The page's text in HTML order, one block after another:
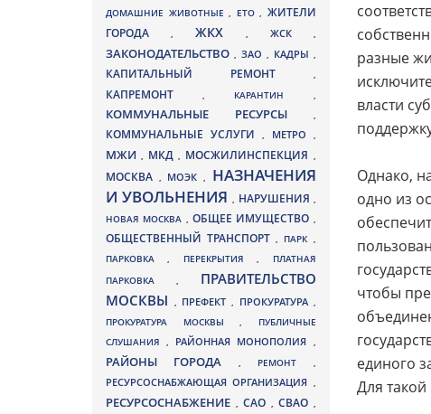
разные
власти
Однако,
одно из
чтобы
единого
Для
ДОМАШНИЕ ЖИВОТНЫЕ , ЕТО , ЖИТЕЛИ
ГОРОДА
, ЖКХ , ЖСК ,
ЗАКОНОДАТЕЛЬСТВО , ЗАО , КАДРЫ ,
КАПИТАЛЬНЫЙ РЕМОНТ ,
КАПРЕМОНТ , КАРАНТИН ,
КОММУНАЛЬНЫЕ РЕСУРСЫ ,
КОММУНАЛЬНЫЕ УСЛУГИ , МЕТРО ,
МЖИ, МКД , МОСЖИЛИНСПЕКЦИЯ ,
МОСКВА , МОЭК ,
НАЗНАЧЕНИЯ
И УВОЛЬНЕНИЯ , НАРУШЕНИЯ ,
НОВАЯ МОСКВА , ОБЩЕЕ ИМУЩЕСТВО ,
ОБЩЕСТВЕННЫЙ ТРАНСПОРТ, ПАРК ,
ПАРКОВКА, ПЕРЕКРЫТИЯ,
ПЛАТНАЯ
ПАРКОВКА ,
ПРАВИТЕЛЬСТВО
МОСКВЫ , ПРЕФЕКТ, ПРОКУРАТУРА ,
ПРОКУРАТУРА МОСКВЫ ,
ПУБЛИЧНЫЕ
СЛУШАНИЯ, РАЙОННАЯ МОНОПОЛИЯ ,
РАЙОНЫ ГОРОДА , РЕМОНТ ,
РЕСУРСОСНАБЖАЮЩАЯ ОРГАНИЗАЦИЯ ,
РЕСУРСОСНАБЖЕНИЕ , САО , СВАО ,